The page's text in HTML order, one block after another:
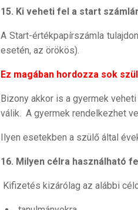
15. Ki veheti fel a start
A Start-értékpapírszámla
esetén, az örökös).
Ez magában hordozza sok
Bizony akkor is a gyermek
válik. A gyermek rendelkezhet
Ilyen esetekben a szülő által
16. Milyen célra használható
Kifizetés kizárólag az alábbi